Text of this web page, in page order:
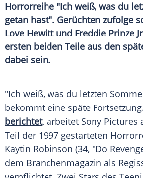
Horrorreihe "Ich weiß, was du
getan hast". Gerüchten zufolge
Love Hewitt und Freddie Prinze
ersten beiden Teile aus den
dabei sein.
"Ich weiß, was du letzten
bekommt eine späte Fortsetzung.
berichtet, arbeitet Sony Pictures
Teil der 1997 gestarteten
Kaytin Robinson (34, "Do
dem Branchenmagazin als